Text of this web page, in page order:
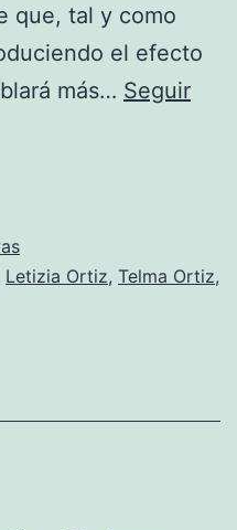
que, tal y como
el efecto
más… Seguir
Letizia Ortiz, Telma Ortiz,